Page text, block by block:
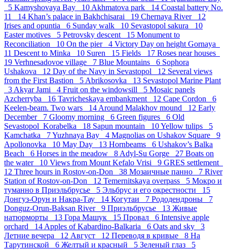
5 Kamyshovaya Bay 10 Akhmatova park 14 Coastal battery No.
11 14 Khan’s palace in Bakhchisarai 19 Chernaya River 12
Irises and opuntia 6 Sunday walk 10 Sevastopol sakura 10
Easter motives 5 Petrovsky descent 15 Monument to
Reconciliation 10 On the pier 4 Victory Day on height Gornaya
11 Descent to Minka 10 Suren 15 Fields 17 Roses near houses
19 Verhnesadovoe village 7 Blue Mountains 6 Sophora
Ushakova 12 Day of the Navy in Sevastopol 12 Several views
from the First Bastion 5 Abrikosovka 13 Sevastopol Marine Plant
3 Akyar Jami 4 Fruit on the windowsill 5 Mosaic panels
Azcherryba 16 Tavricheskaya embankment 12 Cape Cordon 6
Keelen-beam. Two wars 14 Around Malakhov mound 12 Early
December 7 Gloomy morning 6 Green figures 6 Old
Sevastopol_Korabelka 18 Sapun mountain 10Yellow tulips 5
Kamchatka 7Yuzhnaya Bay 4 Magnolias on Ushakov Square 9
Apollonovka 10 May Day 13 Hornbeams 6 Ushakov’s Balka
Beach 6 Horses in the meadow 8 Adyl-Su Gorge 27 Boats on
the water 10 Views from Mount Kefalo Vrisi 9 GRES settlement
12 Three hours in Rostov-on-Don 38 Мозаичные панно 7 River
Station of Rostov-on-Don 12 Temernitskaya overpass 5 Мокро и
туманно в Приэльбрусье 5 Эльбрус и его окрестности 15
Донгуз-Орун и Накра-Тау 14 Когутаи 7 Рододендроны 7
Donguz-Orun-Baksan River 9 Приэльбрусье 13 Живые
натюрморты 13 Гора Машук 15 Провал 6 Intensive apple
orchard 14 Apples of Kabardino-Balkaria 6 Oats and sky 3
Летние вечера 12 Август 12 Переводя в кривые 8 На
Тарутинской 6 Желтый и красный 5 Зеленый глаз 5